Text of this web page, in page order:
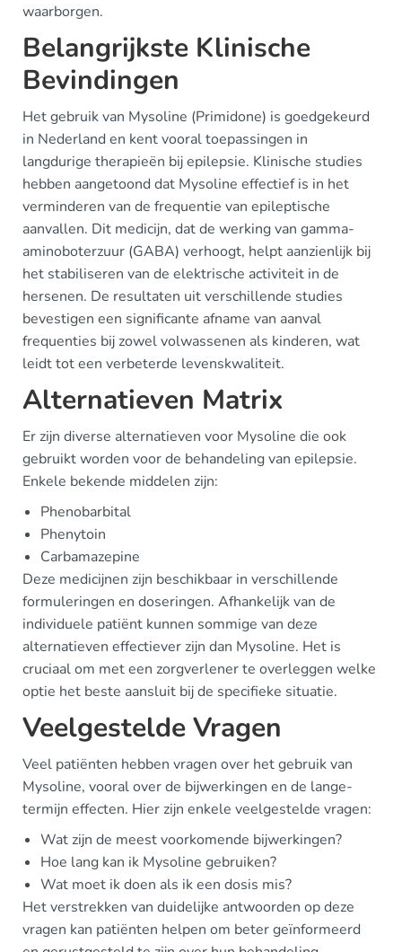
waarborgen.
Belangrijkste Klinische
Bevindingen
Het gebruik van Mysoline (Primidone) is goedgekeurd
in Nederland en kent vooral toepassingen in
langdurige therapieën bij epilepsie. Klinische studies
hebben aangetoond dat Mysoline effectief is in het
verminderen van de frequentie van epileptische
aanvallen. Dit medicijn, dat de werking van gamma-
aminoboterzuur (GABA) verhoogt, helpt aanzienlijk bij
het stabiliseren van de elektrische activiteit in de
hersenen. De resultaten uit verschillende studies
bevestigen een significante afname van aanval
frequenties bij zowel volwassenen als kinderen, wat
leidt tot een verbeterde levenskwaliteit.
Alternatieven Matrix
Er zijn diverse alternatieven voor Mysoline die ook
gebruikt worden voor de behandeling van epilepsie.
Enkele bekende middelen zijn:
Phenobarbital
Phenytoin
Carbamazepine
Deze medicijnen zijn beschikbaar in verschillende
formuleringen en doseringen. Afhankelijk van de
individuele patiënt kunnen sommige van deze
alternatieven effectiever zijn dan Mysoline. Het is
cruciaal om met een zorgverlener te overleggen welke
optie het beste aansluit bij de specifieke situatie.
Veelgestelde Vragen
Veel patiënten hebben vragen over het gebruik van
Mysoline, vooral over de bijwerkingen en de lange-
termijn effecten. Hier zijn enkele veelgestelde vragen:
Wat zijn de meest voorkomende bijwerkingen?
Hoe lang kan ik Mysoline gebruiken?
Wat moet ik doen als ik een dosis mis?
Het verstrekken van duidelijke antwoorden op deze
vragen kan patiënten helpen om beter geïnformeerd